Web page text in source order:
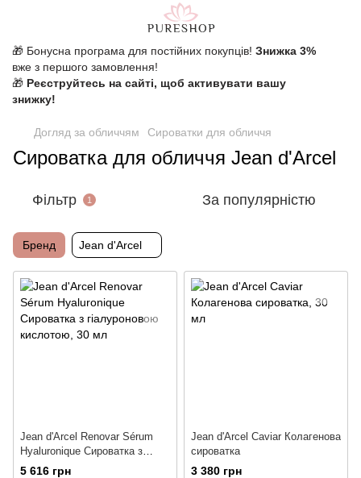
🎁 Бонусна програма для постійних покупців! Знижка 3%
вже з першого замовлення!
🎁 Реєструйтесь на сайті, щоб активувати вашу
знижку!
Догляд за обличчям Сироватки для обличчя
Сироватка для обличчя Jean d'Arcel
Фільтр 1 За популярністю
Бренд Jean d'Arcel
Jean d'Arcel Renovar Sérum
Hyaluronique Сироватка з
гіалуроновою кислотою
5 616 грн
Jean d'Arcel Caviar Колагенова
сироватка
3 380 грн